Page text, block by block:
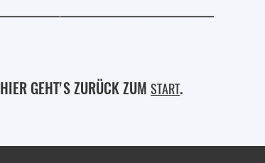
HIER GEHT'S ZURÜCK ZUMSTART.